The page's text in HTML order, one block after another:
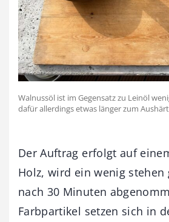
Walnussöl ist im Gegensatz zu Leinöl
dafür allerdings etwas länger zum
Der Auftrag erfolgt auf
Holz, wird ein wenig stehen
nach 30 Minuten
Farbpartikel setzen sich in